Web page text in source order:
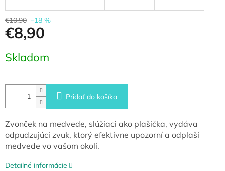
€10,90 –18 %
€8,90
cena:
Skladom
Pridať do košíka
Zvonček na medvede, slúžiaci ako plašička, vydáva
odpudzujúci zvuk, ktorý efektívne upozorní a odplaší
medvede vo vašom okolí.
Detailné informácie